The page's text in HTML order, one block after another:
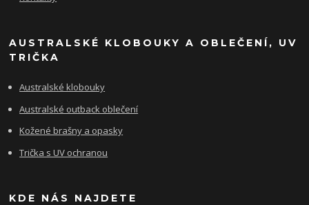
AUSTRALSKÉ KLOBOUKY A OBLEČENÍ, UV
TRIČKA
Australské klobouky
Australské outback oblečení
Kožené brašny a opasky
Trička s UV ochranou
KDE NÁS NAJDETE